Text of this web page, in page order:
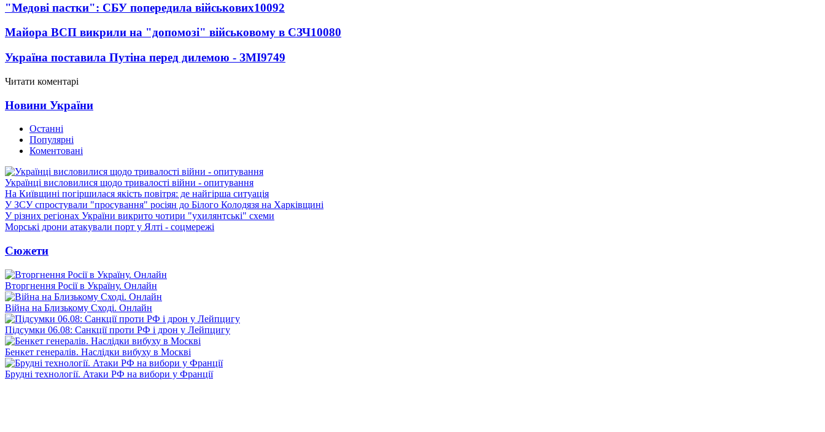
"Медові пастки": СБУ попередила військових10092
Майора ВСП викрили на "допомозі" військовому в СЗЧ10080
Україна поставила Путіна перед дилемою - ЗМІ9749
Читати коментарі
Новини України
Останні
Популярні
Коментовані
Українці висловилися щодо тривалості війни - опитування
На Київщині погіршилася якість повітря: де найгірша ситуація
У ЗСУ спростували "просування" росіян до Білого Колодязя на Харківщині
У різних регіонах України викрито чотири "ухилянтські" схеми
Морські дрони атакували порт у Ялті - соцмережі
Сюжети
Вторгнення Росії в Україну. Онлайн
Війна на Близькому Сході. Онлайн
Підсумки 06.08: Санкції проти РФ і дрон у Лейпцигу
Бенкет генералів. Наслідки вибуху в Москві
Брудні технології. Атаки РФ на вибори у Франції